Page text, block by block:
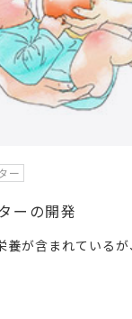
ー
ーの開発
養が含まれている